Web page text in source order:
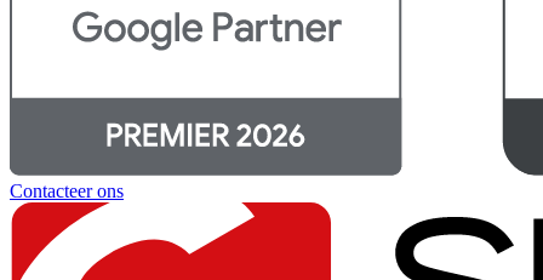
Contacteer ons